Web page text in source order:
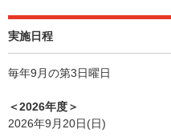
実施日程
毎年9月の第3日曜日
＜2026年度＞
2026年9月20日(日)